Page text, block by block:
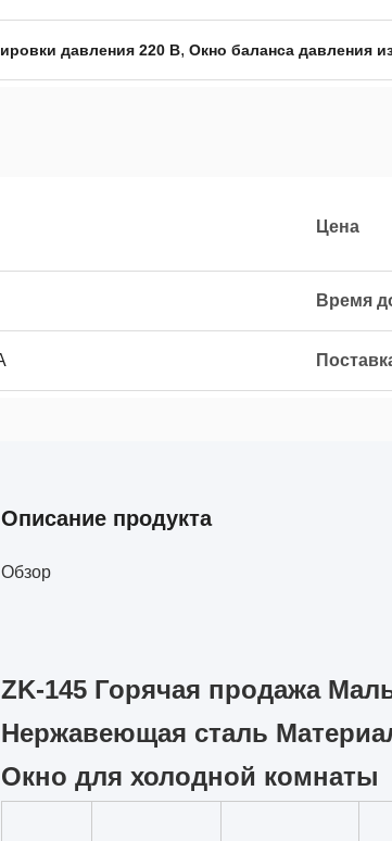
давления 220 В, Окно баланса давления
Цена
Время
Описание продукта
Обзор
ZK-145 Горячая продажа
Нержавеющая сталь
Окно для холодной комнаты